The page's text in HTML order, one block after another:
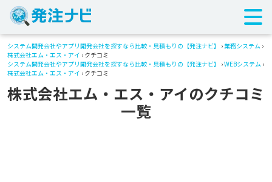
システム開発会社やアプリ開発会社を探すなら比較・見積もりの【発注ナビ】 › 業務システム ›
株式会社エム・エス・アイ › クチコミ
システム開発会社やアプリ開発会社を探すなら比較・見積もりの【発注ナビ】
›WEBシステム ›
株式会社エム・エス・アイ › クチコミ
株式会社エム・エス・アイのクチコミ
一覧